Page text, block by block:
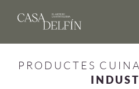
PRODUCTES CUINA